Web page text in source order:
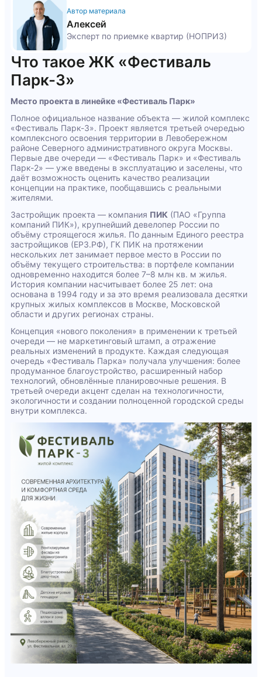
Автор материала
Алексей
Эксперт по приемке квартир (НОПРИЗ)
Что такое ЖК «Фестиваль
Парк-3»
Место проекта в линейке «Фестиваль Парк»
Полное официальное название объекта — жилой комплекс
«Фестиваль Парк-3». Проект является третьей очередью
комплексного освоения территории в Левобережном
районе Северного административного округа Москвы.
Первые две очереди — «Фестиваль Парк» и «Фестиваль
Парк-2» — уже введены в эксплуатацию и заселены, что
даёт возможность оценить качество реализации
концепции на практике, пообщавшись с реальными
жителями.
Застройщик проекта — компания ПИК (ПАО «Группа
компаний ПИК»), крупнейший девелопер России по
объёму строящегося жилья. По данным Единого реестра
застройщиков (ЕРЗ.РФ), ГК ПИК на протяжении
нескольких лет занимает первое место в России по
объёму текущего строительства: в портфеле компании
одновременно находится более 7–8 млн кв. м жилья.
История компании насчитывает более 25 лет: она
основана в 1994 году и за это время реализовала десятки
крупных жилых комплексов в Москве, Московской
области и других регионах страны.
Концепция «нового поколения» в применении к третьей
очереди — не маркетинговый штамп, а отражение
реальных изменений в продукте. Каждая следующая
очередь «Фестиваль Парка» получала улучшения: более
продуманное благоустройство, расширенный набор
технологий, обновлённые планировочные решения. В
третьей очереди акцент сделан на технологичности,
экологичности и создании полноценной городской среды
внутри комплекса.